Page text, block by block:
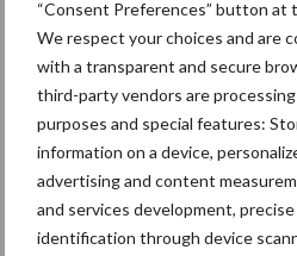
“Consent Preferences” button at
We respect your choices and are
with a transparent and secure
third-party vendors are
purposes and special features:
information on a device,
advertising and content
and services development,
identification through device
Primaire
Sidebar
Recent nieuws
7 aug
Britse
afzetcrisis